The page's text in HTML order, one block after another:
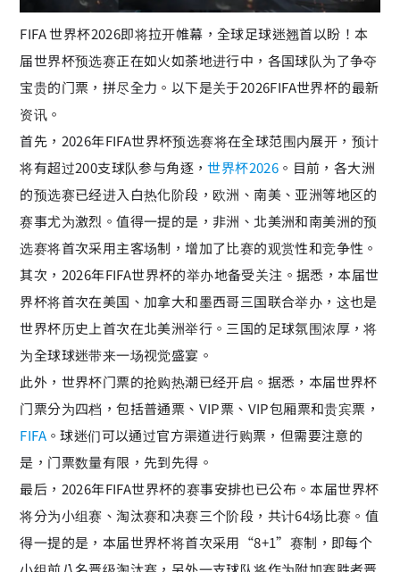
FIFA 世界杯2026即将拉开帷幕，全球足球迷翘首以盼！本
届世界杯预选赛正在如火如荼地进行中，各国球队为了争夺
宝贵的门票，拼尽全力。以下是关于2026FIFA世界杯的最新
资讯。
首先，2026年FIFA世界杯预选赛将在全球范围内展开，预计
将有超过200支球队参与角逐，世界杯2026 。目前，各大洲
的预选赛已经进入白热化阶段，欧洲、南美、亚洲等地区的
赛事尤为激烈。值得一提的是，非洲、北美洲和南美洲的预
选赛将首次采用主客场制，增加了比赛的观赏性和竞争性。
其次，2026年FIFA世界杯的举办地备受关注。据悉，本届世
界杯将首次在美国、加拿大和墨西哥三国联合举办，这也是
世界杯历史上首次在北美洲举行。三国的足球氛围浓厚，将
为全球球迷带来一场视觉盛宴。
此外，世界杯门票的抢购热潮已经开启。据悉，本届世界杯
门票分为四档，包括普通票、VIP票、VIP包厢票和贵宾票，
FIFA 。球迷们可以通过官方渠道进行购票，但需要注意的
是，门票数量有限，先到先得。
最后，2026年FIFA世界杯的赛事安排也已公布。本届世界杯
将分为小组赛、淘汰赛和决赛三个阶段，共计64场比赛。值
得一提的是，本届世界杯将首次采用“8+1”赛制，即每个